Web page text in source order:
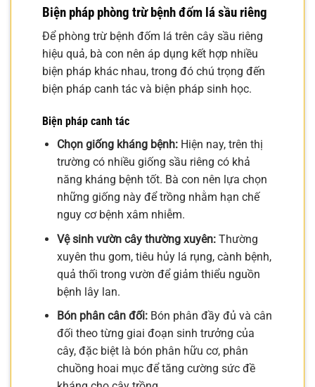
Biện pháp phòng trừ bệnh đốm lá sầu riêng
Để phòng trừ bệnh đốm lá trên cây sầu riêng
hiệu quả, bà con nên áp dụng kết hợp nhiều
biện pháp khác nhau, trong đó chú trọng đến
biện pháp canh tác và biện pháp sinh học.
Biện pháp canh tác
Chọn giống kháng bệnh:Hiện nay, trên thị
trường có nhiều giống sầu riêng có khả
năng kháng bệnh tốt. Bà con nên lựa chọn
những giống này để trồng nhằm hạn chế
nguy cơ bệnh xâm nhiễm.
Vệ sinh vườn cây thường xuyên:Thường
xuyên thu gom, tiêu hủy lá rụng, cành bệnh,
quả thối trong vườn để giảm thiểu nguồn
bệnh lây lan.
Bón phân cân đối:Bón phân đầy đủ và cân
đối theo từng giai đoạn sinh trưởng của
cây, đặc biệt là bón phân hữu cơ, phân
chuồng hoai mục để tăng cường sức đề